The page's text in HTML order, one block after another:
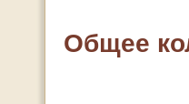
Общее